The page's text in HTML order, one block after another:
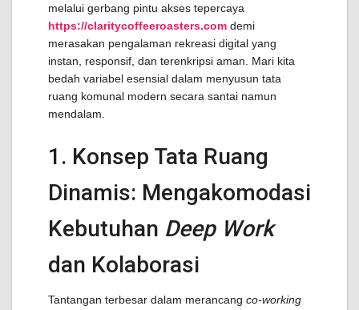
melalui gerbang pintu akses tepercaya
https://claritycoffeeroasters.com demi
merasakan pengalaman rekreasi digital yang
instan, responsif, dan terenkripsi aman. Mari kita
bedah variabel esensial dalam menyusun tata
ruang komunal modern secara santai namun
mendalam.
1. Konsep Tata Ruang
Dinamis: Mengakomodasi
Kebutuhan Deep Work
dan Kolaborasi
Tantangan terbesar dalam merancang co-working